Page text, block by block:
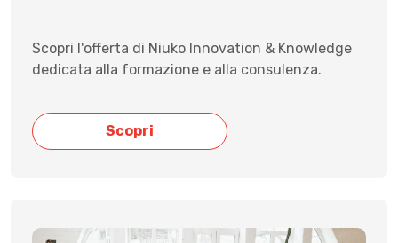
Scopri l'offerta di Niuko Innovation & Knowledge
dedicata alla formazione e alla consulenza.
Scopri